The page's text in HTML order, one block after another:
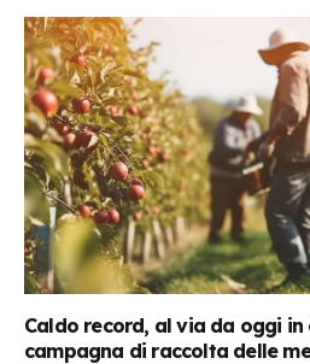
Caldo record, al via da oggi
campagna di raccolta delle